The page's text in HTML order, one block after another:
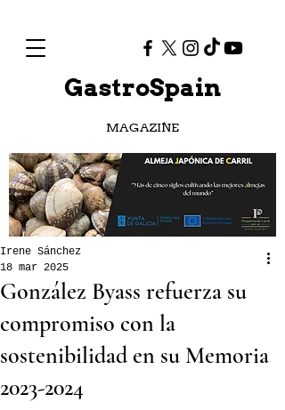
GastroSpain
MAGAZINE
González Byass refuerza su
compromiso con la
sostenibilidad en su Memoria
2023-2024
Irene Sánchez
18 mar 2025